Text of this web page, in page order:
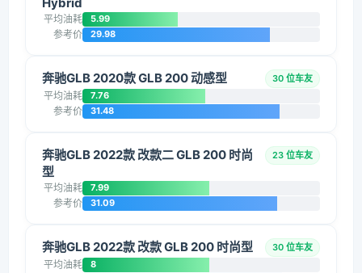
平均油耗 5.99
参考价 29.98
奔驰GLB 2020款 GLB 200 动感型 30 位车友
平均油耗 7.76
参考价 31.48
奔驰GLB 2022款 改款二 GLB 200 时尚
型
23 位车友
平均油耗 7.99
参考价 31.09
奔驰GLB 2022款 改款 GLB 200 时尚型 30 位车友
平均油耗 8